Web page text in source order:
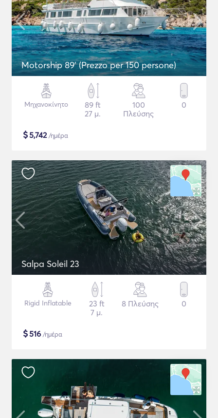
Motorship 89' (Prezzo per 150 persone)
Μηχανοκίνητο
89 ft
27 μ.
100
Πλεύσης
0
$5,742/ημέρα
Salpa Soleil 23
Rigid Inflatable
23 ft
7 μ.
8 Πλεύσης 0
$516 /ημέρα